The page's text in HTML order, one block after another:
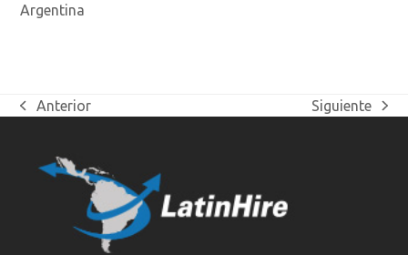
Argentina
previous
Anterior
next
Siguiente